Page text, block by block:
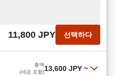
11,800 JPY 선택하다
총액
(세금 포함)13,600 JPY ~